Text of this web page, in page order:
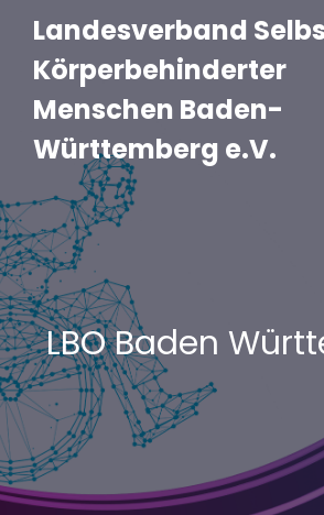
Landesverband
Körperbehinderter
Menschen Baden-
Württemberg e.V.
LBO Baden